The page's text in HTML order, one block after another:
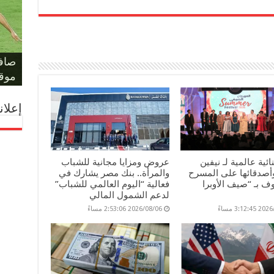
عالمية لـ نيفين
على المسرح
بـ “صيف الأوبرا
مساءً
عروض ومزايا مجانية للشباب
والمرأة.. بنك مصر يشارك في
فعالية “اليوم العالمي للشباب”
لدعم الشمول المالي
2026/08/06 2:53:06 مساءً
أمام